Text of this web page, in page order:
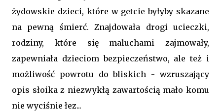
żydowskie dzieci, które w getcie byłyby skazane
na pewną śmierć. Znajdowała drogi ucieczki,
rodziny, które się maluchami zajmowały,
zapewniała dzieciom bezpieczeństwo, ale też i
możliwość powrotu do bliskich - wzruszający
opis słoika z niezwykłą zawartością mało komu
nie wyciśnie łez...